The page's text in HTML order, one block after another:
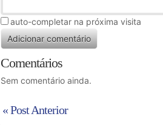
auto-completar na próxima visita
Comentários
Sem comentário ainda.
« Post Anterior